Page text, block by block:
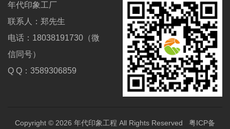
年代印象工厂
联系人：郑先生
电话：18038191730（微
信同号）
Q Q：3589306859
Copyright © 2026 年代印象工程 All Rights Reserved 粤ICP备